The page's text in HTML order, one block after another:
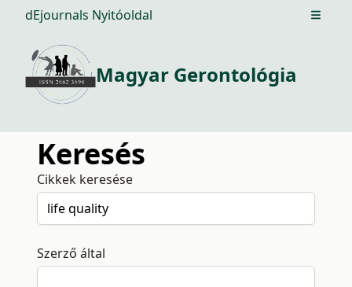
dEjournals Nyitóoldal Open
Magyar Gerontológia
Keresés
Cikkek keresése
Szerző által